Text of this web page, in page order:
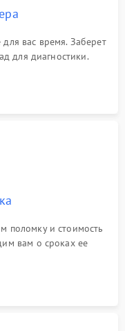
вас время. Заберет
для диагностики.
поломку и стоимость
вам о сроках ее